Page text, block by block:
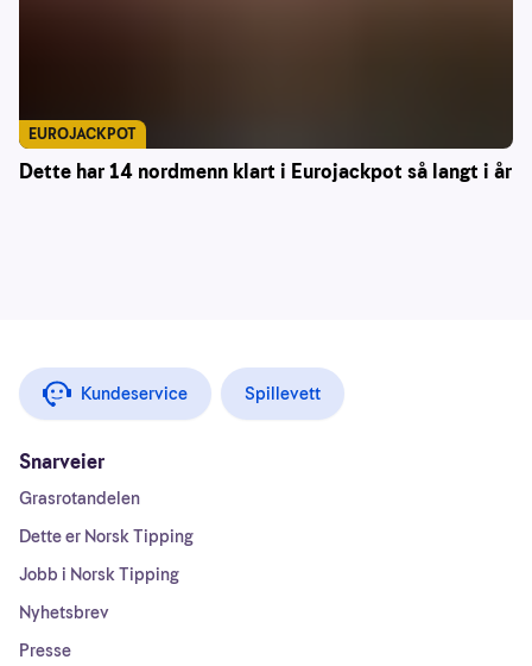
Dette har 14 nordmenn klart i Eurojackpot så langt i år
EUROJACKPOT
Kundeservice Spillevett
Snarveier
Grasrotandelen
Dette er Norsk Tipping
Jobb i Norsk Tipping
Nyhetsbrev
Presse